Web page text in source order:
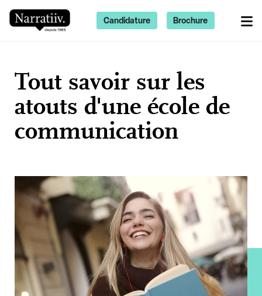
Tout savoir sur les
atouts d'une école de
communication
Candidature Brochure